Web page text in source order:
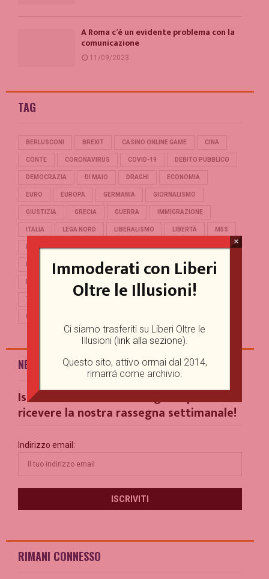
A Roma c’è un evidente problema con la
comunicazione
11/09/2023
TAG
BERLUSCONI BREXIT CASINO ONLINE GAME CINA
CONTE CORONAVIRUS COVID-19 DEBITO PUBBLICO
DEMOCRAZIA DI MAIO DRAGHI ECONOMIA
EURO EUROPA GERMANIA GIORNALISMO
GIUSTIZIA GRECIA GUERRA IMMIGRAZIONE
ITALIA LEGA NORD LIBERALISMO LIBERTÀ M5S
MERKEL OCCIDENTE PD POLITICA POPULISMO
REFERENDUM RENZI REPUBBLICA
SALVINI SCUOLA STORIA TERRORISMO
TRUMP
UNIONE EUROPEA
NEWSLETTER
Iscriviti alla nostra Mailing List per
ricevere la nostra rassegna settimanale!
Indirizzo email:
RIMANI CONNESSO
Immoderati con Liberi
Oltre le Illusioni!
Ci siamo trasferiti su Liberi Oltre le
Illusioni (link alla sezione).
Questo sito, attivo ormai dal 2014,
rimarrá come archivio.
×